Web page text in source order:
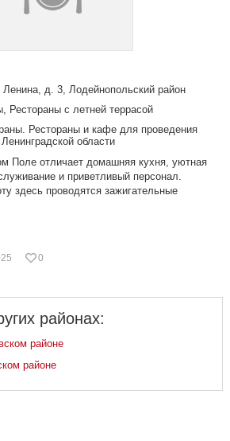
Ленина, д. 3, Лодейнопольский район
Рестораны с летней террасой
Рестораны и кафе для проведения
области
Поле отличает домашняя кухня, уютная
и приветливый персонал.
здесь проводятся зажигательные
0
районах:
районе
районе